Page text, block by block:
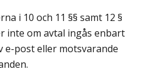
i 10 och 11 §§ samt 12 §
inte om avtal ingås enbart
e-post eller motsvarande